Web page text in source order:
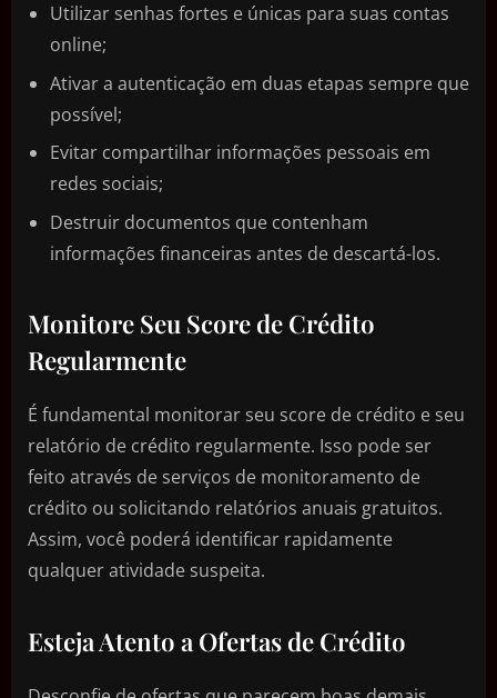
Utilizar senhas fortes e únicas para suas contas
online;
Ativar a autenticação em duas etapas sempre que
possível;
Evitar compartilhar informações pessoais em
redes sociais;
Destruir documentos que contenham
informações financeiras antes de descartá-los.
Monitore Seu Score de Crédito
Regularmente
É fundamental monitorar seu score de crédito e seu
relatório de crédito regularmente. Isso pode ser
feito através de serviços de monitoramento de
crédito ou solicitando relatórios anuais gratuitos.
Assim, você poderá identificar rapidamente
qualquer atividade suspeita.
Esteja Atento a Ofertas de Crédito